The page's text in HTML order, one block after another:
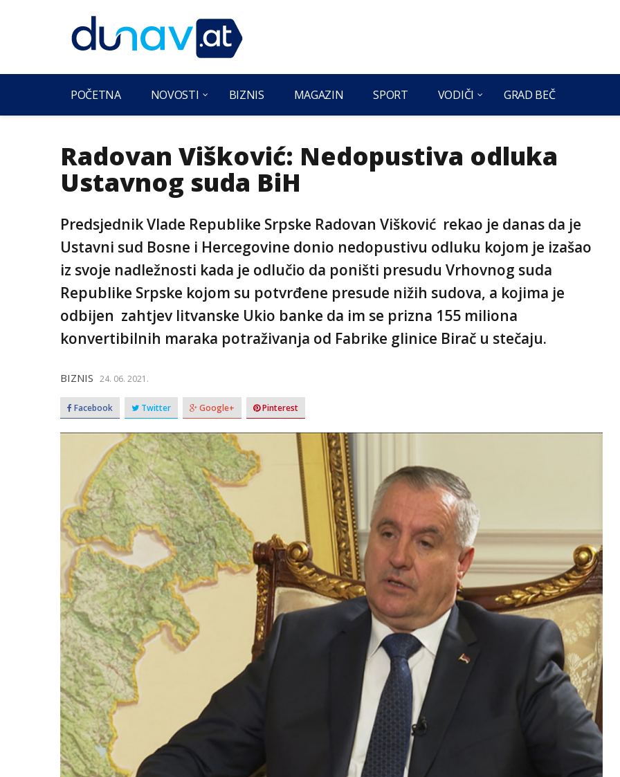
POČETNA NOVOSTI BIZNIS MAGAZIN SPORT VODIČI GRAD BEČ
Radovan Višković: Nedopustiva odluka
Ustavnog suda BiH
Predsjednik Vlade Republike Srpske Radovan Višković rekao je danas da je
Ustavni sud Bosne i Hercegovine donio nedopustivu odluku kojom je izašao
iz svoje nadležnosti kada je odlučio da poništi presudu Vrhovnog suda
Republike Srpske kojom su potvrđene presude nižih sudova, a kojima je
odbijen zahtjev litvanske Ukio banke da im se prizna 155 miliona
konvertibilnih maraka potraživanja od Fabrike glinice Birač u stečaju.
BIZNIS 24. 06. 2021.
Facebook Twitter Google+ Pinterest